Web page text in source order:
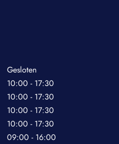
Gesloten
10:00 - 17:30
10:00 - 17:30
10:00 - 17:30
10:00 - 17:30
09:00 - 16:00